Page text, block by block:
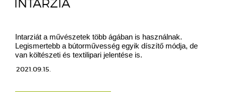
INTARZIA
Intarziát a művészetek több ágában is használnak.
Legismertebb a bútorművesség egyik díszítő módja, de
van költészeti és textilipari jelentése is.
2021.09.15.